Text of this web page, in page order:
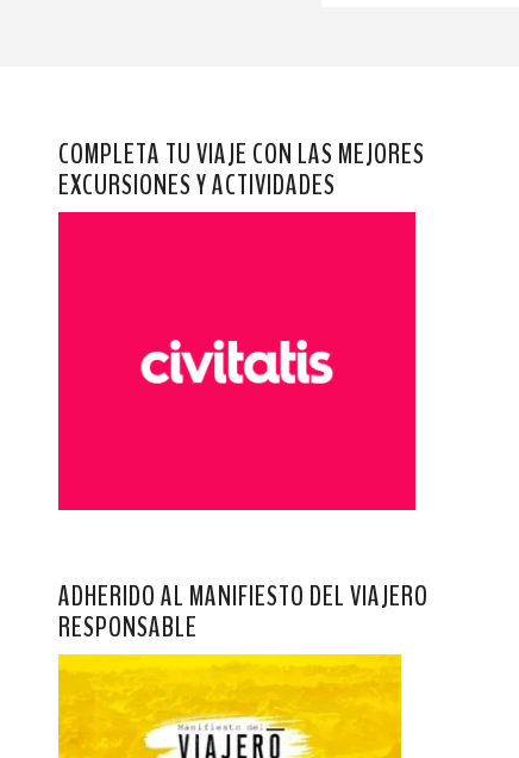
COMPLETA TU VIAJE CON LAS MEJORES
EXCURSIONES Y ACTIVIDADES
ADHERIDO AL MANIFIESTO DEL VIAJERO
RESPONSABLE